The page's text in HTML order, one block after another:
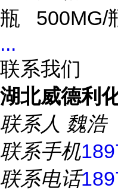
瓶 500MG/
...
联系我们
湖北威德利
联系人 魏浩
联系手机
联系电话